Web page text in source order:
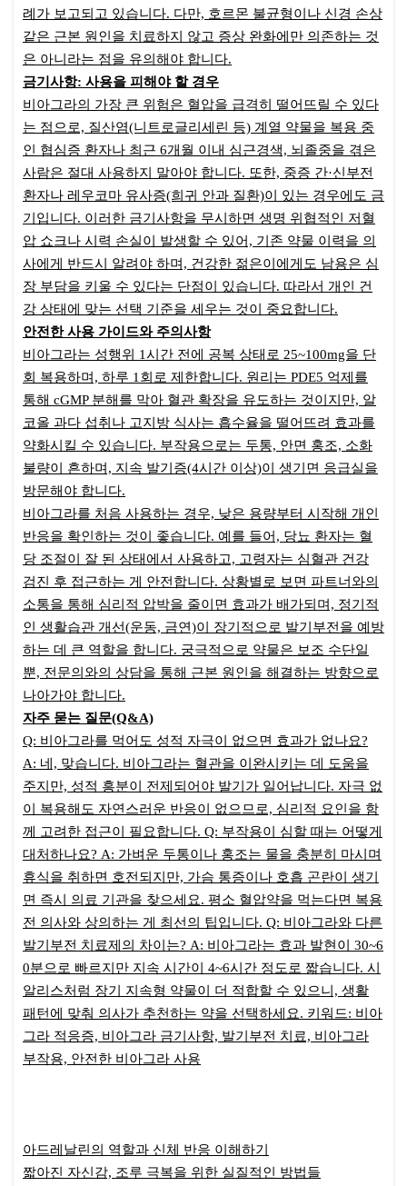
례가 보고되고 있습니다. 다만, 호르몬 불균형이나 신경 손상
같은 근본 원인을 치료하지 않고 증상 완화에만 의존하는 것
은 아니라는 점을 유의해야 합니다.
금기사항: 사용을 피해야 할 경우
비아그라의 가장 큰 위험은 혈압을 급격히 떨어뜨릴 수 있다
는 점으로, 질산염(니트로글리세린 등) 계열 약물을 복용 중
인 협심증 환자나 최근 6개월 이내 심근경색, 뇌졸중을 겪은
사람은 절대 사용하지 말아야 합니다. 또한, 중증 간·신부전
환자나 레우코마 유사증(희귀 안과 질환)이 있는 경우에도 금
기입니다. 이러한 금기사항을 무시하면 생명 위협적인 저혈
압 쇼크나 시력 손실이 발생할 수 있어, 기존 약물 이력을 의
사에게 반드시 알려야 하며, 건강한 젊은이에게도 남용은 심
장 부담을 키울 수 있다는 단점이 있습니다. 따라서 개인 건
강 상태에 맞는 선택 기준을 세우는 것이 중요합니다.
안전한 사용 가이드와 주의사항
비아그라는 성행위 1시간 전에 공복 상태로 25~100mg을 단
회 복용하며, 하루 1회로 제한합니다. 원리는 PDE5 억제를
통해 cGMP 분해를 막아 혈관 확장을 유도하는 것이지만, 알
코올 과다 섭취나 고지방 식사는 흡수율을 떨어뜨려 효과를
약화시킬 수 있습니다. 부작용으로는 두통, 안면 홍조, 소화
불량이 흔하며, 지속 발기증(4시간 이상)이 생기면 응급실을
방문해야 합니다.
비아그라를 처음 사용하는 경우, 낮은 용량부터 시작해 개인
반응을 확인하는 것이 좋습니다. 예를 들어, 당뇨 환자는 혈
당 조절이 잘 된 상태에서 사용하고, 고령자는 심혈관 건강
검진 후 접근하는 게 안전합니다. 상황별로 보면 파트너와의
소통을 통해 심리적 압박을 줄이면 효과가 배가되며, 정기적
인 생활습관 개선(운동, 금연)이 장기적으로 발기부전을 예방
하는 데 큰 역할을 합니다. 궁극적으로 약물은 보조 수단일
뿐, 전문의와의 상담을 통해 근본 원인을 해결하는 방향으로
나아가야 합니다.
자주 묻는 질문(Q&A)
Q: 비아그라를 먹어도 성적 자극이 없으면 효과가 없나요?
A: 네, 맞습니다. 비아그라는 혈관을 이완시키는 데 도움을
주지만, 성적 흥분이 전제되어야 발기가 일어납니다. 자극 없
이 복용해도 자연스러운 반응이 없으므로, 심리적 요인을 함
께 고려한 접근이 필요합니다. Q: 부작용이 심할 때는 어떻게
대처하나요? A: 가벼운 두통이나 홍조는 물을 충분히 마시며
휴식을 취하면 호전되지만, 가슴 통증이나 호흡 곤란이 생기
면 즉시 의료 기관을 찾으세요. 평소 혈압약을 먹는다면 복용
전 의사와 상의하는 게 최선의 팁입니다. Q: 비아그라와 다른
발기부전 치료제의 차이는? A: 비아그라는 효과 발현이 30~6
0분으로 빠르지만 지속 시간이 4~6시간 정도로 짧습니다. 시
알리스처럼 장기 지속형 약물이 더 적합할 수 있으니, 생활
패턴에 맞춰 의사가 추천하는 약을 선택하세요. 키워드: 비아
그라 적응증, 비아그라 금기사항, 발기부전 치료, 비아그라
부작용, 안전한 비아그라 사용
아드레날린의 역할과 신체 반응 이해하기
짧아진 자신감, 조루 극복을 위한 실질적인 방법들